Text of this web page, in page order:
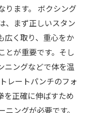
ります。 ボクシング
、まず正しいスタン
広く取り、重心をか
とが重要です。そし
ニングなどで体を温
レートパンチのフォ
を正確に伸ばすため
ングが必要です。